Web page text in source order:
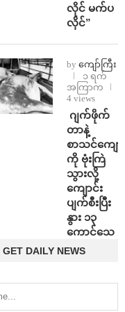
လိုင် မက်ပ
လိုင်”
by ကျော်ကြီး
၁ ရက်
အကြာက
4 views
⁨⁩ ⁨ဂျက်ဖိုက်
တာနဲ့
စာသင်ကျော
ကို ဗုံးကြဲ
သွားလို့
ကျောင်း
ပျက်စီးပြီး
နွား ၁၃
ကောင်သေ
GET DAILY NEWS